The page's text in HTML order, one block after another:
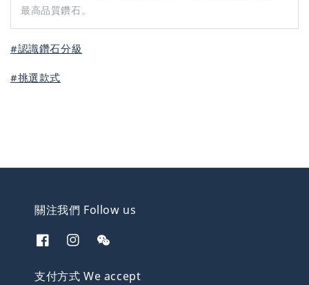
最高品質鑽石。
#認識鑽石分級
#挑選款式
關注我們 Follow us
支付方式 We accept